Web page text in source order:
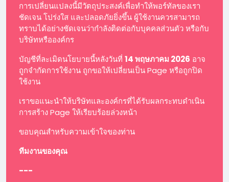
การเปลี่ยนแปลงนี้มีวัตถุประสงค์เพื่อทำให้พอร์ทัลของเรา
ชัดเจน โปร่งใส และปลอดภัยยิ่งขึ้น ผู้ใช้งานควรสามารถ
ทราบได้อย่างชัดเจนว่ากำลังติดต่อกับบุคคลส่วนตัว หรือกับ
บริษัทหรือองค์กร
บัญชีที่ละเมิดนโยบายนี้หลังวันที่ 14 พฤษภาคม 2026 อาจ
ถูกจำกัดการใช้งาน ถูกขอให้เปลี่ยนเป็น Page หรือถูกปิด
ใช้งาน
เราขอแนะนำให้บริษัทและองค์กรที่ได้รับผลกระทบดำเนิน
การสร้าง Page ให้เรียบร้อยล่วงหน้า
ขอบคุณสำหรับความเข้าใจของท่าน
ทีมงานของคุณ
---